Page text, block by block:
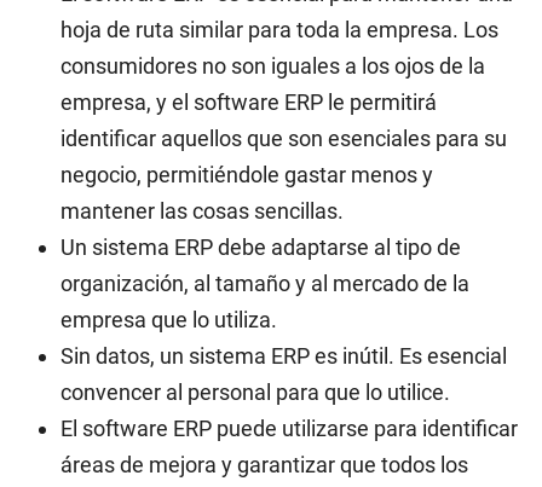
hoja de ruta similar para toda la empresa. Los
consumidores no son iguales a los ojos de la
empresa, y el software ERP le permitirá
identificar aquellos que son esenciales para su
negocio, permitiéndole gastar menos y
mantener las cosas sencillas.
Un sistema ERP debe adaptarse al tipo de
organización, al tamaño y al mercado de la
empresa que lo utiliza.
Sin datos, un sistema ERP es inútil. Es esencial
convencer al personal para que lo utilice.
El software ERP puede utilizarse para identificar
áreas de mejora y garantizar que todos los